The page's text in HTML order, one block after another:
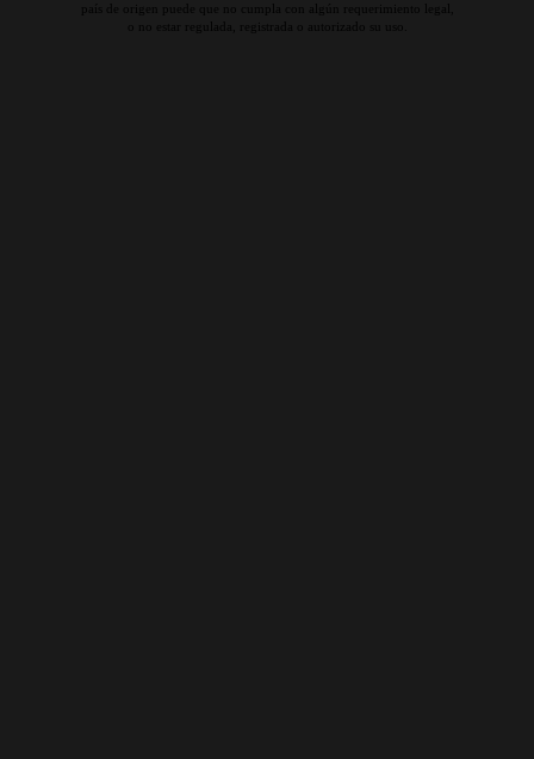
país de origen puede que no cumpla con algún requerimiento legal,
o no estar regulada, registrada o autorizado su uso.